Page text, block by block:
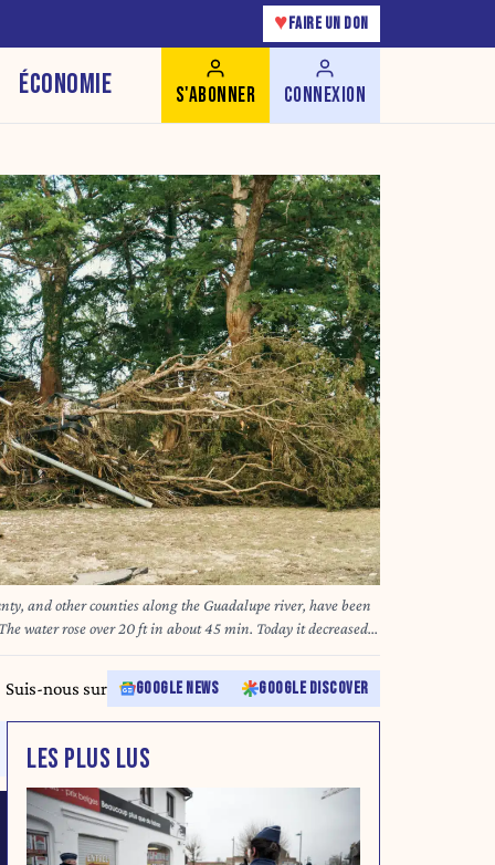
♥ FAIRE UN DON
ÉCONOMIE S'ABONNER CONNEXION
and other counties along the Guadalupe river, have been
water rose over 20 ft in about 45 min. Today it decreased
searching for the missing with hope to find survivors. 104
(Credit Image: © Sandra Dahdah/ZUMA Press Wire)
Suis-nous sur GOOGLE NEWS GOOGLE DISCOVER
LES PLUS LUS